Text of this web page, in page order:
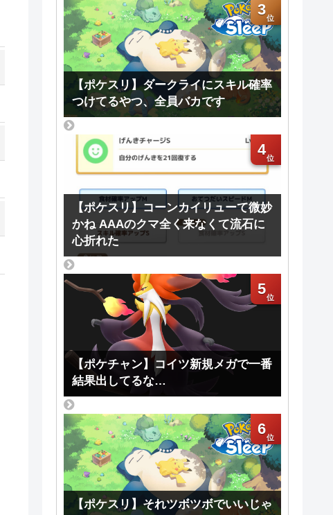
3
【ポケスリ】ダークライにスキル確率
つけてるやつ、全員バカです
4
【ポケスリ】コーンカイリューて微妙
かね AAAのクマ全く来なくて流石に
心折れた
5
【ポケチャン】コイツ新規メガで一番
結果出してるな…
6
【ポケスリ】それツボツボでいいじゃ